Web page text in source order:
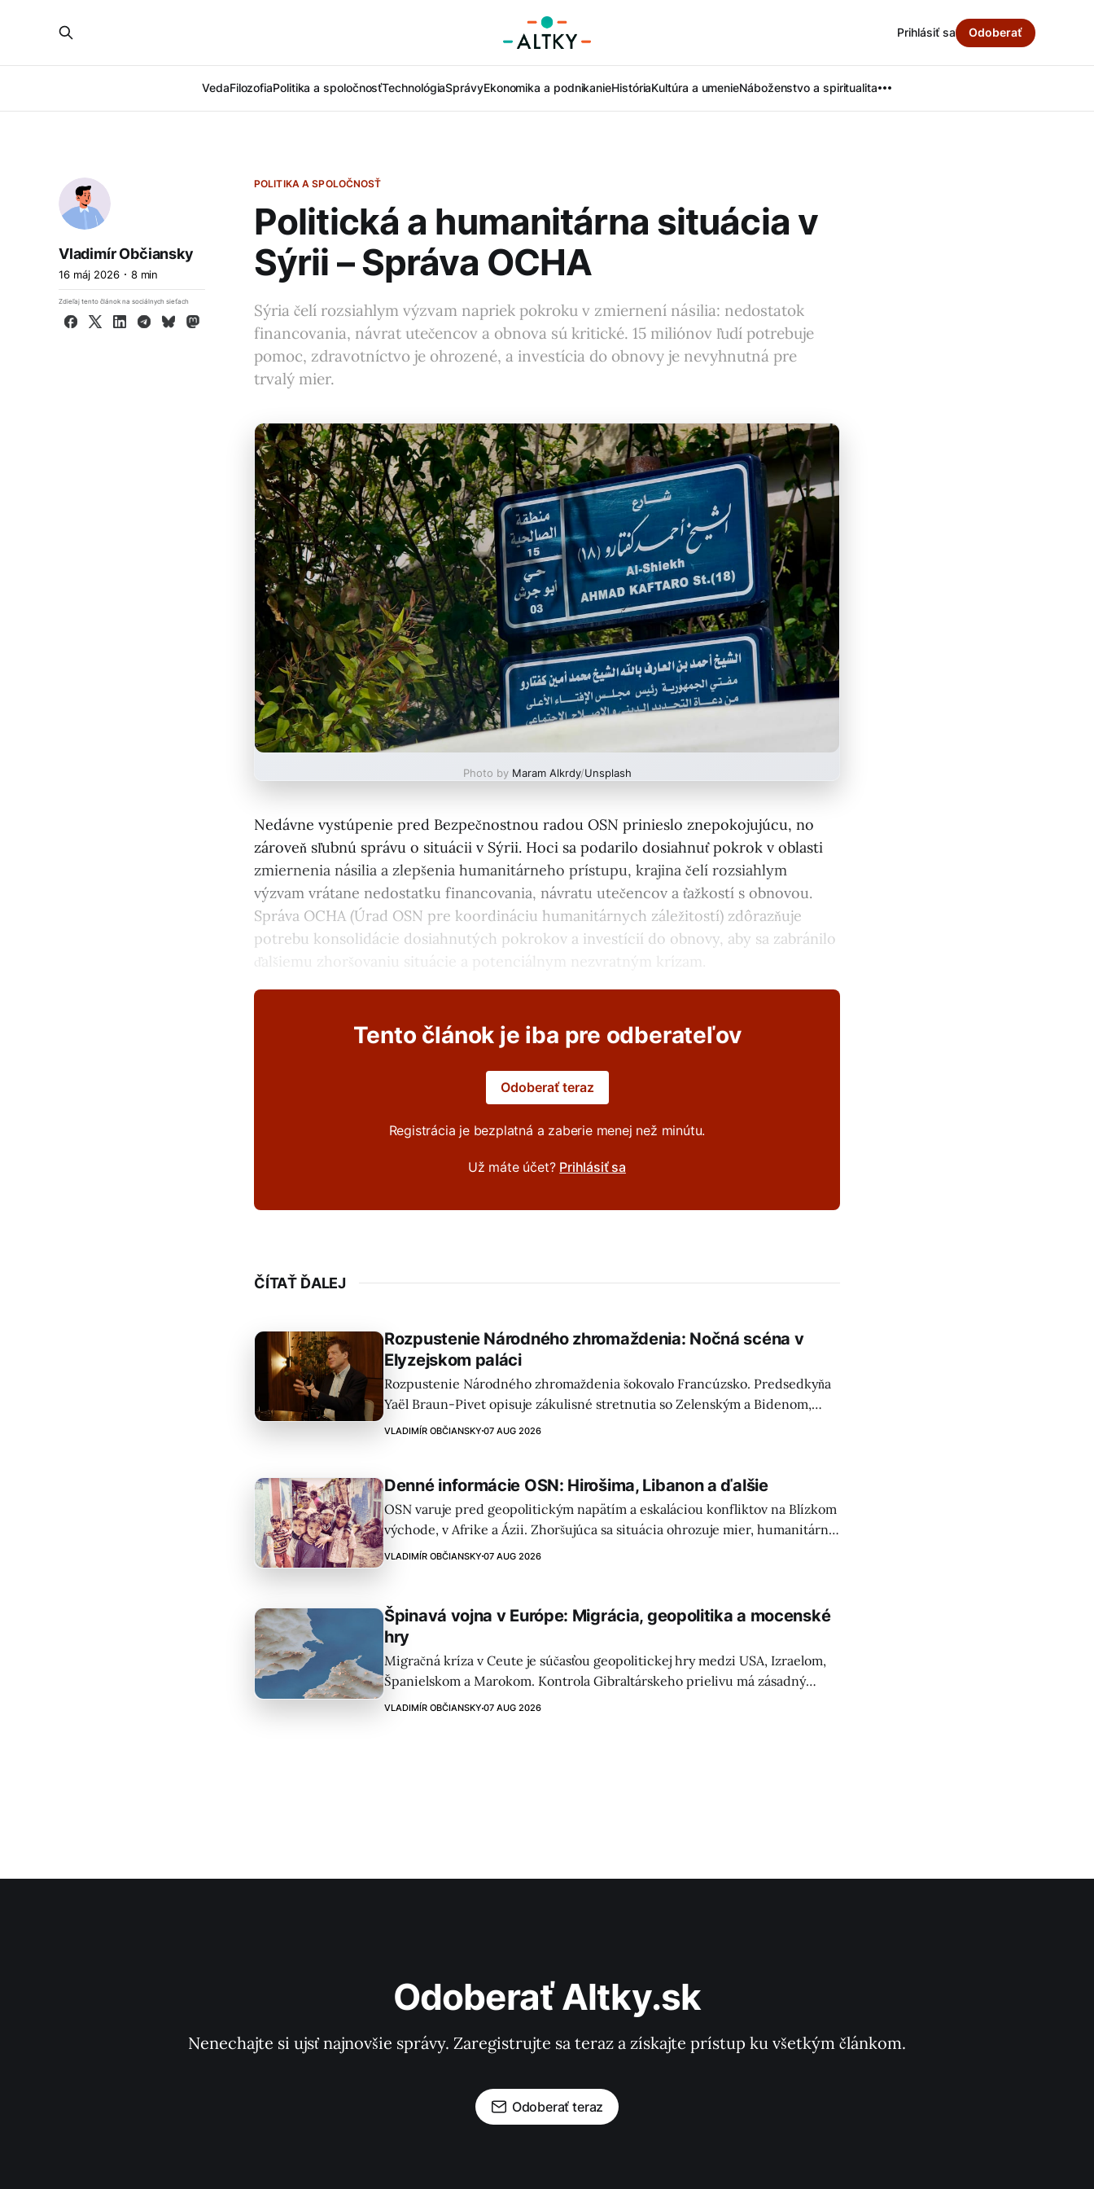
VedaFilozofiaPolitika a spoločnosťTechnológiaSprávyEkonomika a podnikanieHistóriaKultúra a umenieNáboženstvo a spiritualita
Prihlásiť sa Odoberať
POLITIKA A SPOLOČNOSŤ
Politická a humanitárna situácia v
Sýrii – Správa OCHA
Sýria čelí rozsiahlym výzvam napriek pokroku v zmiernení násilia: nedostatok
financovania, návrat utečencov a obnova sú kritické. 15 miliónov ľudí potrebuje
pomoc, zdravotníctvo je ohrozené, a investícia do obnovy je nevyhnutná pre
trvalý mier.
Vladimír Občiansky
16 máj 2026 8 min
Zdieľaj tento článok na sociálnych sieťach
Facebook
X LinkedInTelegram
BlueskyMastodon
Photo by Maram Alkrdy/Unsplash
Nedávne vystúpenie pred Bezpečnostnou radou OSN prinieslo znepokojujúcu, no
zároveň sľubnú správu o situácii v Sýrii. Hoci sa podarilo dosiahnuť pokrok v oblasti
zmiernenia násilia a zlepšenia humanitárneho prístupu, krajina čelí rozsiahlym
výzvam vrátane nedostatku financovania, návratu utečencov a ťažkostí s obnovou.
Správa OCHA (Úrad OSN pre koordináciu humanitárnych záležitostí) zdôrazňuje
potrebu konsolidácie dosiahnutých pokrokov a investícií do obnovy, aby sa zabránilo
ďalšiemu zhoršovaniu situácie a potenciálnym nezvratným krízam.
Tento článok je iba pre odberateľov
Odoberať teraz
Registrácia je bezplatná a zaberie menej než minútu.
Už máte účet? Prihlásiť sa
ČÍTAŤ ĎALEJ
Rozpustenie Národného zhromaždenia: Nočná scéna v
Elyzejskom paláci
Rozpustenie Národného zhromaždenia šokovalo Francúzsko. Predsedkyňa
Yaël Braun-Pivet opisuje zákulisné stretnutia so Zelenským a Bidenom,
pokus presvedčiť Macrona a konfrontáciu o ústavnosti rozhodnutia.
VLADIMÍR OBČIANSKY 07 AUG 2026
Denné informácie OSN: Hirošima, Libanon a ďalšie
OSN varuje pred geopolitickým napätím a eskaláciou konfliktov na Blízkom
východe, v Afrike a Ázii. Zhoršujúca sa situácia ohrozuje mier, humanitárnu
pomoc a potravinovú bezpečnosť.
VLADIMÍR OBČIANSKY 07 AUG 2026
Špinavá vojna v Európe: Migrácia, geopolitika a mocenské
hry
Migračná kríza v Ceute je súčasťou geopolitickej hry medzi USA, Izraelom,
Španielskom a Marokom. Kontrola Gibraltárskeho prielivu má zásadný
význam pre energetiku a Španielsko čelí tlaku USA.
VLADIMÍR OBČIANSKY 07 AUG 2026
Odoberať Altky.sk
Nenechajte si ujsť najnovšie správy. Zaregistrujte sa teraz a získajte prístup ku všetkým článkom.
Odoberať teraz